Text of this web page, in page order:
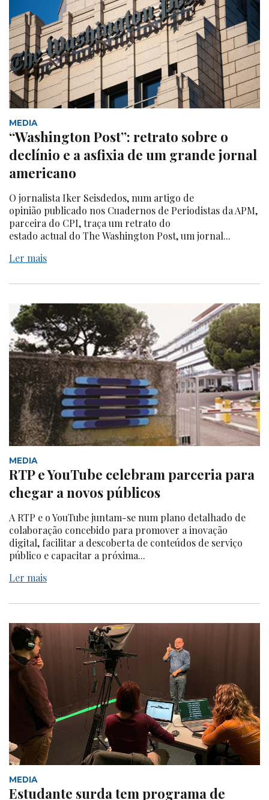
MEDIA
“Washington Post”: retrato sobre o
declínio e a asfixia de um grande jornal
americano
O jornalista Iker Seisdedos, num artigo de
opinião publicado nos Cuadernos de Periodistas da APM,
parceira do CPI, traça um retrato do
estado actual do The Washington Post, um jornal...
Ler mais
MEDIA
RTP e YouTube celebram parceria para
chegar a novos públicos
A RTP e o YouTube juntam-se num plano detalhado de
colaboração concebido para promover a inovação
digital, facilitar a descoberta de conteúdos de serviço
público e capacitar a próxima...
Ler mais
MEDIA
Estudante surda tem programa de